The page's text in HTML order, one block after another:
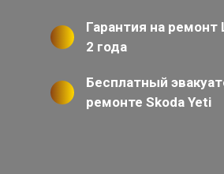
Гарантия на
2 года
Бесплатный
ремонте Skoda Yeti